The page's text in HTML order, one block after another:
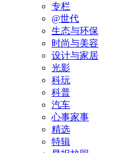
专栏
@世代
生态与环保
时尚与美容
设计与家居
光影
科玩
科普
汽车
心事家事
精选
特辑